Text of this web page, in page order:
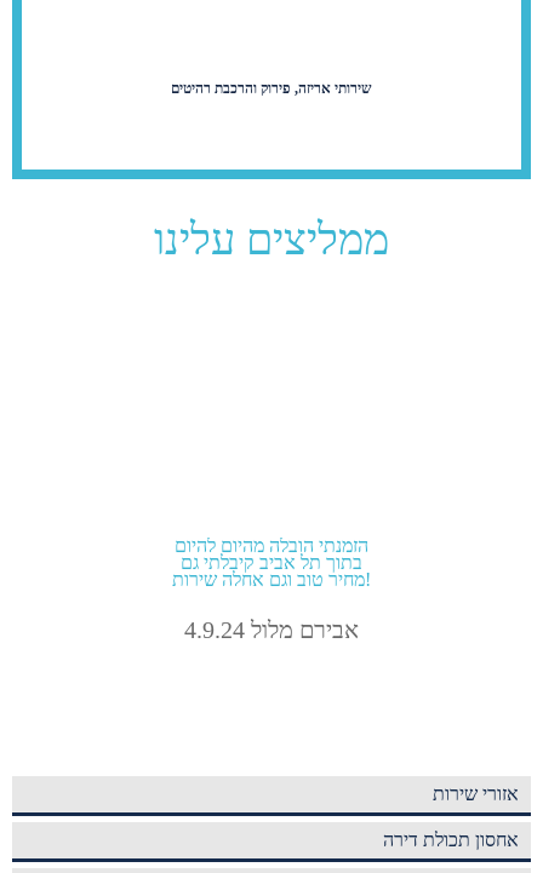
שירותי אריזה, פירוק והרכבת רהיטים
ממליצים עלינו
הזמנתי הובלה מהיום להיום
בתוך תל אביב קיבלתי גם
מחיר טוב וגם אחלה שירות!
אבירם מלול 4.9.24
אזורי שירות
אחסון תכולת דירה